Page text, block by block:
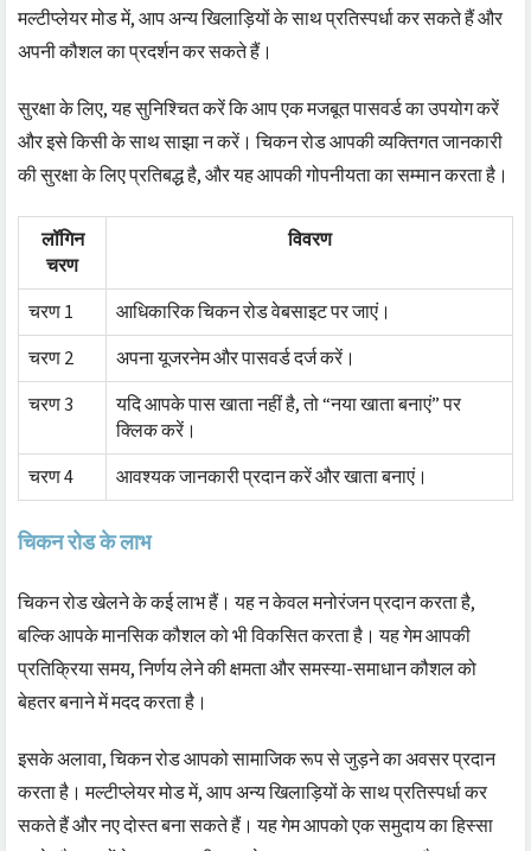
मल्टीप्लेयर मोड में, आप अन्य खिलाड़ियों के साथ प्रतिस्पर्धा कर सकते हैं और
अपनी कौशल का प्रदर्शन कर सकते हैं।
सुरक्षा के लिए, यह सुनिश्चित करें कि आप एक मजबूत पासवर्ड का उपयोग करें
और इसे किसी के साथ साझा न करें। चिकन रोड आपकी व्यक्तिगत जानकारी
की सुरक्षा के लिए प्रतिबद्ध है, और यह आपकी गोपनीयता का सम्मान करता है।
लॉगिन
चरण
विवरण
चरण 1
आधिकारिक चिकन रोड वेबसाइट पर जाएं।
चरण 2
अपना यूजरनेम और पासवर्ड दर्ज करें।
चरण 3
यदि आपके पास खाता नहीं है, तो “नया खाता बनाएं” पर
क्लिक करें।
चरण 4
आवश्यक जानकारी प्रदान करें और खाता बनाएं।
चिकन रोड के लाभ
चिकन रोड खेलने के कई लाभ हैं। यह न केवल मनोरंजन प्रदान करता है,
बल्कि आपके मानसिक कौशल को भी विकसित करता है। यह गेम आपकी
प्रतिक्रिया समय, निर्णय लेने की क्षमता और समस्या-समाधान कौशल को
बेहतर बनाने में मदद करता है।
इसके अलावा, चिकन रोड आपको सामाजिक रूप से जुड़ने का अवसर प्रदान
करता है। मल्टीप्लेयर मोड में, आप अन्य खिलाड़ियों के साथ प्रतिस्पर्धा कर
सकते हैं और नए दोस्त बना सकते हैं। यह गेम आपको एक समुदाय का हिस्सा